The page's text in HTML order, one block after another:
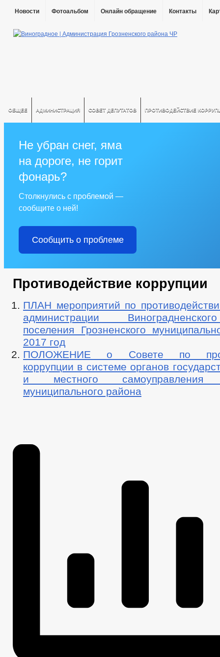
Новости Фотоальбом Онлайн обращение Контакты
ОБЩЕЕ АДМИНИСТРАЦИЯ СОВЕТ ДЕПУТАТОВ ПРОТИВОДЕЙСТВИЕ
Не убран снег, яма
на дороге, не горит
фонарь?
Столкнулись с проблемой —
сообщите о ней!
Сообщить о проблеме
Противодействие коррупции
ПЛАН мероприятий по
администрации
поселения Грозненского
2017 год
ПОЛОЖЕНИЕ о Совете по
коррупции в системе органов
и местного самоуправления
муниципального района